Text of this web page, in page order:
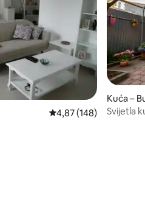
291 Prosječna ocjena:
4,87 (148)
Kuća –
Svijetla